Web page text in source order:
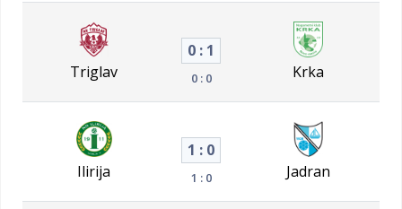
Triglav
0 : 1
0 : 0 Krka
Ilirija
1 : 0
1 : 0 Jadran